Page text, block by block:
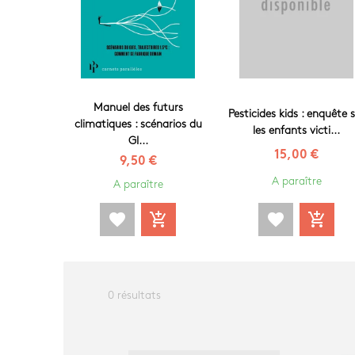
Manuel des futurs
climatiques : scénarios du
GI...
9,50 €
A paraître
favorite add_shopping_cart
Pesticides kids : enquête
les enfants victi...
15,00 €
A paraître
favorite add_shopping_cart
0 résultats